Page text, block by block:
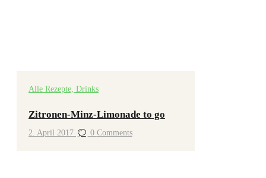
Alle Rezepte, Drinks
Zitronen-Minz-Limonade to go
2. April 2017 0 Comments